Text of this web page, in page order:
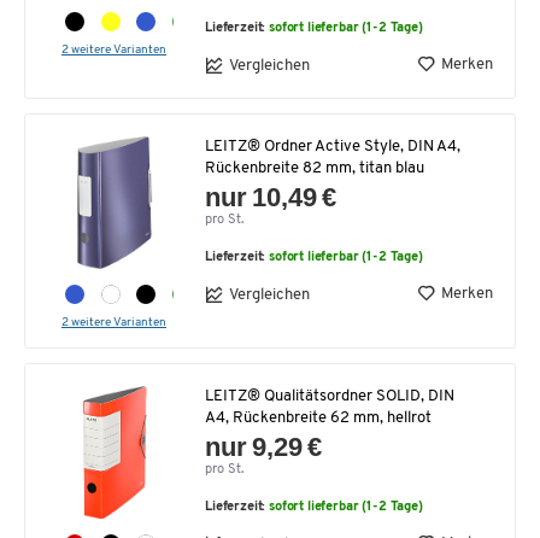
2 weitere Varianten
Lieferzeit:sofort lieferbar (1-2 Tage)
Vergleichen Merken
2 weitere Varianten
LEITZ® Ordner Active Style, DIN A4,
Rückenbreite 82 mm, titan blau
nur 10,49 €
pro St.
Lieferzeit:sofort lieferbar (1-2 Tage)
Vergleichen Merken
LEITZ® Qualitätsordner SOLID, DIN
A4, Rückenbreite 62 mm, hellrot
nur 9,29 €
pro St.
Lieferzeit:sofort lieferbar (1-2 Tage)